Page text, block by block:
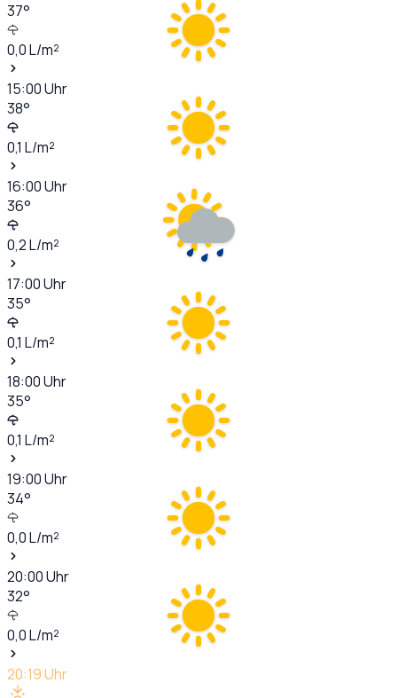
37°
0,0L/m²
15:00Uhr
38°
0,1 L/m²
16:00Uhr
36°
0,2L/m²
17:00Uhr
35°
0,1 L/m²
18:00Uhr
35°
0,1 L/m²
19:00Uhr
34°
0,0L/m²
20:00Uhr
32°
0,0L/m²
20:19Uhr